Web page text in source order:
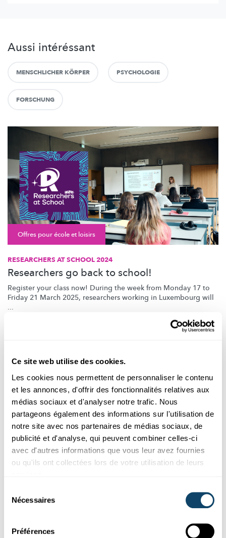
Ce site web utilise des cookies.
Les cookies nous permettent de personnaliser le contenu
et les annonces, d'offrir des fonctionnalités relatives aux
médias sociaux et d'analyser notre trafic. Nous
partageons également des informations sur l'utilisation de
notre site avec nos partenaires de médias sociaux, de
publicité et d'analyse, qui peuvent combiner celles-ci
avec d'autres informations que vous leur avez fournies
ou qu'ils ont collectées lors de votre utilisation de leurs
Nécessaires
Préférences
Aussi intéréssant
MENSCHLICHER KÖRPER PSYCHOLOGIE
FORSCHUNG
Offres pour école et loisirs
RESEARCHERS AT SCHOOL 2024
Researchers go back to school!
Register your class now! During the week from Monday 17 to
Friday 21 March 2025, researchers working in Luxembourg will
...
Science et Société
Délégation scientifique du Luxembourg en
visite au Québec
Afin de faire progresser la science dans les deux pays, les
instituts de recherche du Canada et du Luxembourg